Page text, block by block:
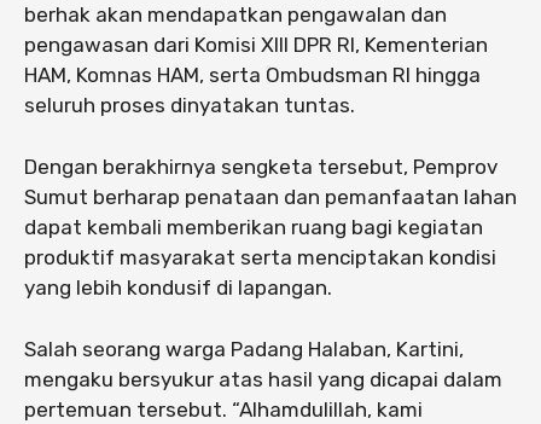
berhak akan mendapatkan pengawalan dan
pengawasan dari Komisi XIII DPR RI, Kementerian
HAM, Komnas HAM, serta Ombudsman RI hingga
seluruh proses dinyatakan tuntas.
Dengan berakhirnya sengketa tersebut, Pemprov
Sumut berharap penataan dan pemanfaatan lahan
dapat kembali memberikan ruang bagi kegiatan
produktif masyarakat serta menciptakan kondisi
yang lebih kondusif di lapangan.
Salah seorang warga Padang Halaban, Kartini,
mengaku bersyukur atas hasil yang dicapai dalam
pertemuan tersebut. “Alhamdulillah, kami